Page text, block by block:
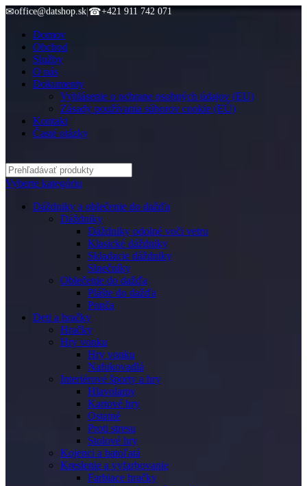
✉office@datshop.sk|☎+421 911 742 071
Domov
Obchod
Služby
O nás
Dokumenty
Vyhlásenie o ochrane osobných údajov (EU)
Zásady používania súborov cookie (EÚ)
Kontakt
Časté otázky
Vyberte kategóriu
Dáždniky a oblečenie do dažďa
Dáždniky
Dáždniky odolné voči vetru
Klasické dáždniky
Skladacie dáždniky
Slnečníky
Oblečenie do dažďa
Plášte do dažďa
Ponča
Deti a hračky
Hračky
Hry vonku
Hry vonku
Nafukovadlá
Interiérové športy a hry
Hlavolamy
Kartové hry
Ostatné
Proti stresu
Stolové hry
Kojenci a batoľatá
Kreslenie a vyfarbovanie
Farbiace hračky